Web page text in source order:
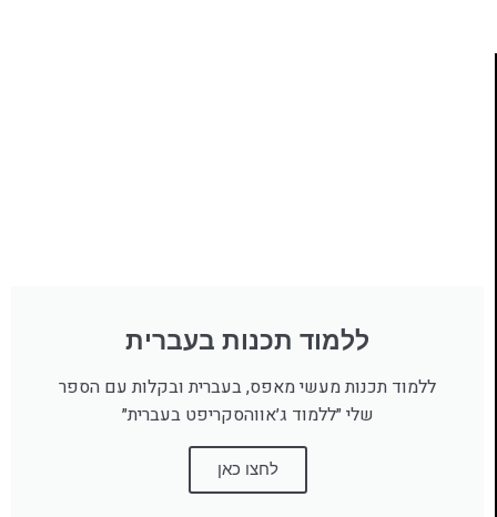
ללמוד תכנות בעברית
ללמוד תכנות מעשי מאפס, בעברית ובקלות עם הספר
שלי ״ללמוד ג׳אווהסקריפט בעברית״
לחצו כאן